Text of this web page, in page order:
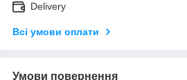
Delivery
Всі умови оплати
Умови повернення